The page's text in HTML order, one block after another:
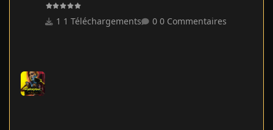
1 Téléchargements 0 Commentaires